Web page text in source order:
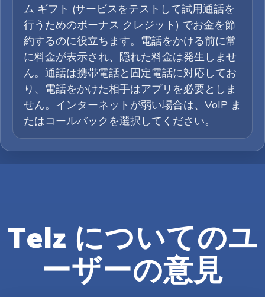
ム ギフト (サービスをテストして試用通話を
行うためのボーナス クレジット) でお金を節
約するのに役立ちます。電話をかける前に常
に料金が表示され、隠れた料金は発生しませ
ん。通話は携帯電話と固定電話に対応してお
り、電話をかけた相手はアプリを必要としま
せん。インターネットが弱い場合は、VoIP ま
たはコールバックを選択してください。
Telz についてのユ
ーザーの意見